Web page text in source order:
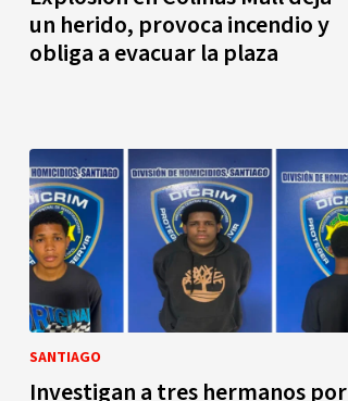
un herido, provoca incendio y
obliga a evacuar la plaza
SANTIAGO
Investigan a tres hermanos por